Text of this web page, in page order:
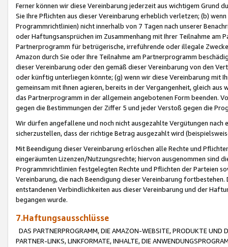
Ferner können wir diese Vereinbarung jederzeit aus wichtigem Grund
Sie Ihre Pflichten aus dieser Vereinbarung erheblich verletzen; (b)
Programmrichtlinien) nicht innerhalb von 7 Tagen nach unserer
oder Haftungsansprüchen im Zusammenhang mit Ihrer Teilnahme am
Partnerprogramm für betrügerische, irreführende oder illegale
Amazon durch Sie oder Ihre Teilnahme am Partnerprogramm
dieser Vereinbarung oder den gemäß dieser Vereinbarung von den
oder künftig unterliegen könnte; (g) wenn wir diese Vereinbarung mit
gemeinsam mit Ihnen agieren, bereits in der Vergangenheit, gleich
das Partnerprogramm in der allgemein angebotenen Form beenden.
gegen die Bestimmungen der Ziffer 5 und jeder Verstoß gegen die
Wir dürfen angefallene und noch nicht ausgezahlte Vergütungen
sicherzustellen, dass der richtige Betrag ausgezahlt wird
Mit Beendigung dieser Vereinbarung erlöschen alle Rechte und
eingeräumten Lizenzen/Nutzungsrechte; hiervon ausgenommen sind
Programmrichtlinien festgelegten Rechte und Pflichten der Parteien
Vereinbarung, die nach Beendigung dieser Vereinbarung
entstandenen Verbindlichkeiten aus dieser Vereinbarung und der
begangen wurde.
7.Haftungsausschlüsse
DAS PARTNERPROGRAMM, DIE AMAZON-WEBSITE, PRODUKTE UND
PARTNER-LINKS, LINKFORMATE, INHALTE, DIE